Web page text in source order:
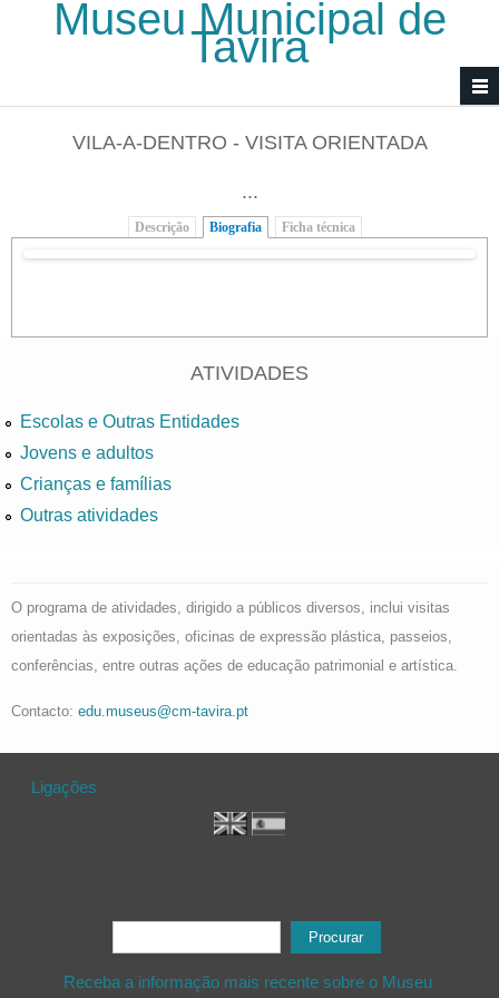
Passar para o conteúdo principal
Museu Municipal de
Tavira
VILA-A-DENTRO - VISITA ORIENTADA
...
Descrição Biografia (separador ativo)
Ficha técnica
ATIVIDADES
Escolas e Outras Entidades
Jovens e adultos
Crianças e famílias
Outras atividades
O programa de atividades, dirigido a públicos diversos, inclui visitas
orientadas às exposições, oficinas de expressão plástica, passeios,
conferências, entre outras ações de educação patrimonial e artística.
Contacto: edu.museus@cm-tavira.pt
Ligações
Formulário de procura
Receba a informação mais recente sobre o Museu